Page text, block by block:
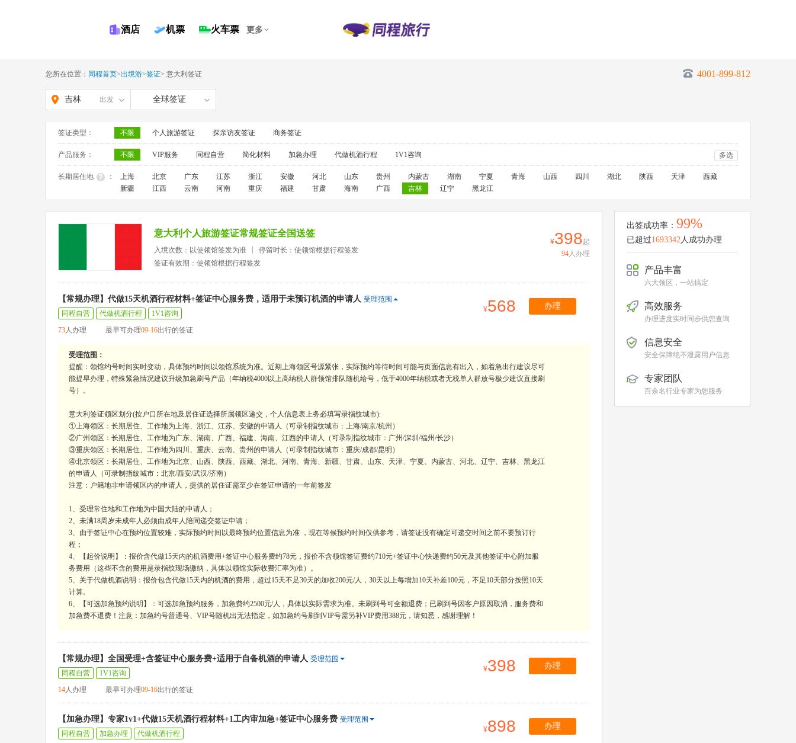
酒店 机票 火车票 更多
您所在位置： 同程首页>出境游>签证> 意大利签证 4001-899-812
吉林 出发 全球签证
签证类型： 不限 个人旅游签证 探亲访友签证 商务签证
产品服务： 不限 VIP服务 同程自营 简化材料 加急办理 代做机酒行程 1V1咨询 多选
长期居住地 ： 上海 北京 广东 江苏 浙江 安徽 河北 山东 贵州 内蒙古 湖南 宁夏 青海 山西 四川 湖北 陕西 天津
西藏
新疆
江西 云南 河南 重庆 福建 甘肃 海南 广西 吉林 辽宁 黑龙江
意大利个人旅游签证常规签证全国送签
入境次数：以使领馆签发为准
停留时长：使领馆根据行程签发
签证有效期：使领馆根据行程签发
398起
94人办理
【常规办理】代做15天机酒行程材料+签证中心服务费，适用于未预订机酒的申请人 受理范围
同程自营
代做机酒行程
1V1咨询
73人办理 最早可办理09-16出行的签证
568 办理
受理范围：
提醒：领馆约号时间实时变动，具体预约时间以领馆系统为准。近期上海领区号源紧张，实际预约等待时间可能与页面信息有出入，如着急出行建议尽可
能提早办理，特殊紧急情况建议升级加急刷号产品（年纳税4000以上高纳税人群领馆排队随机给号，低于4000年纳税或者无税单人群放号极少建议直接刷
号）。
意大利签证领区划分(按户口所在地及居住证选择所属领区递交，个人信息表上务必填写录指纹城市):
①上海领区：长期居住、工作地为上海、浙江、江苏、安徽的申请人（可录制指纹城市：上海/南京/杭州）
②广州领区：长期居住、工作地为广东、湖南、广西、福建、海南、江西的申请人（可录制指纹城市：广州/深圳/福州/长沙）
③重庆领区：长期居住、工作地为四川、重庆、云南、贵州的申请人（可录制指纹城市：重庆/成都/昆明）
④北京领区：长期居住、工作地为北京、山西、陕西、西藏、湖北、河南、青海、新疆、甘肃、山东、天津、宁夏、内蒙古、河北、辽宁、吉林、黑龙江
的申请人（可录制指纹城市：北京/西安/武汉/济南）
注意：户籍地非申请领区内的申请人，提供的居住证需至少在签证申请的一年前签发
1、受理常住地和工作地为中国大陆的申请人；
2、未满18周岁未成年人必须由成年人陪同递交签证申请；
3、由于签证中心在预约位置较难，实际预约时间以最终预约位置信息为准 ，现在等候预约时间仅供参考，请签证没有确定可递交时间之前不要预订行
程；
4、【起价说明】：报价含代做15天内的机酒费用+签证中心服务费约78元，报价不含领馆签证费约710元+签证中心快递费约50元及其他签证中心附加服
务费用（这些不含的费用是录指纹现场缴纳，具体以领馆实际收费汇率为准）。
5、关于代做机酒说明：报价包含代做15天内的机酒的费用，超过15天不足30天的加收200元/人，30天以上每增加10天补差100元，不足10天部分按照10天
计算。
6、【可选加急预约说明】：可选加急预约服务，加急费约2500元/人，具体以实际需求为准。未刷到号可全额退费；已刷到号因客户原因取消，服务费和
加急费不退费！注意：加急约号普通号、VIP号随机出无法指定，如加急约号刷到VIP号需另补VIP费用388元，请知悉，感谢理解！
【常规办理】全国受理+含签证中心服务费+适用于自备机酒的申请人 受理范围
同程自营
1V1咨询
14人办理 最早可办理09-16出行的签证
398 办理
【加急办理】专家1v1+代做15天机酒行程材料+1工内审加急+签证中心服务费 受理范围
同程自营
加急办理
代做机酒行程
898 办理
出签成功率： 99%
已超过1693342人成功办理
产品丰富
六大领区，一站搞定
高效服务
办理进度实时同步供您查询
信息安全
安全保障绝不泄露用户信息
专家团队
百余名行业专家为您服务